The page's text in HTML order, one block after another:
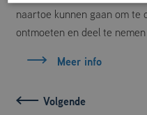
naartoe kunnen gaan om te
ontmoeten en deel te
Meer info
Strikt noodzakelijk